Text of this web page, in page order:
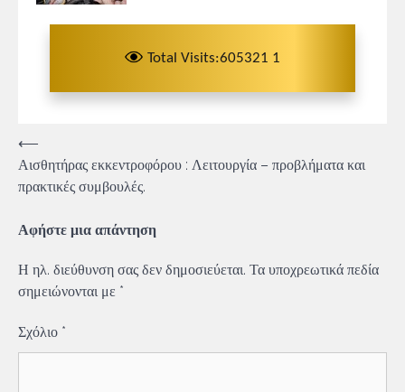
Total Visits:605321 1
Πλοήγηση
άρθρων
⟵
Αισθητήρας εκκεντροφόρου : Λειτουργία – προβλήματα και
πρακτικές συμβουλές.
Αφήστε μια απάντηση
Η ηλ. διεύθυνση σας δεν δημοσιεύεται. Τα υποχρεωτικά πεδία
σημειώνονται με *
Σχόλιο *